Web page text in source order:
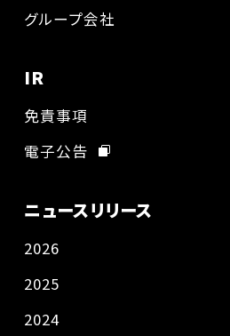
グループ会社
IR
免責事項
電子公告
ニュースリリース
2026
2025
2024